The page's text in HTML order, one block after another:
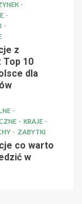
z
Top 10
dla
KRAJE
ZABYTKI
co warto
w